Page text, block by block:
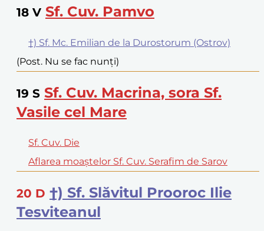
18 V Sf. Cuv. Pamvo
†) Sf. Mc. Emilian de la Durostorum (Ostrov)
(Post. Nu se fac nunți)
19 S Sf. Cuv. Macrina, sora Sf.
Vasile cel Mare
Sf. Cuv. Die
Aflarea moaștelor Sf. Cuv. Serafim de Sarov
20 D †) Sf. Slăvitul Prooroc Ilie
Tesviteanul